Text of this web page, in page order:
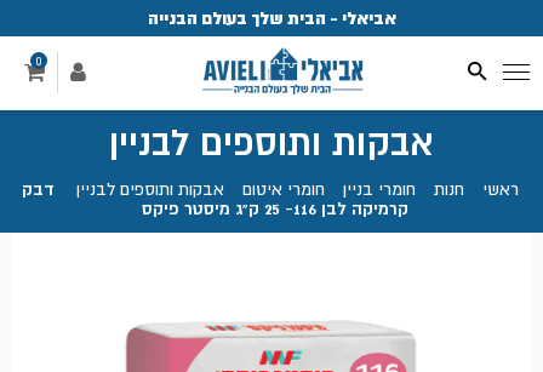
אביאלי - הבית שלך בעולם הבנייה
0
אבקות ותוספים לבניין
ראשי חנות חומרי בניין חומרי איטום אבקות ותוספים לבניין
דבק
קרמיקה לבן 116- 25 ק"ג מיסטר פיקס